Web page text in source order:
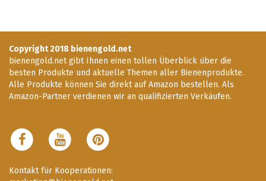
Copyright 2018 bienengold.net
bienengold.net gibt Ihnen einen tollen Überblick über die
besten Produkte und aktuelle Themen aller Bienenprodukte.
Alle Produkte können Sie direkt auf Amazon bestellen. Als
Amazon-Partner verdienen wir an qualifizierten Verkäufen.
Kontakt für Kooperationen: